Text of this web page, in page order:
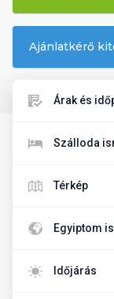
Ajánlatkérő
Árak és
Szálloda
Térkép
Egyiptom
Időjárás